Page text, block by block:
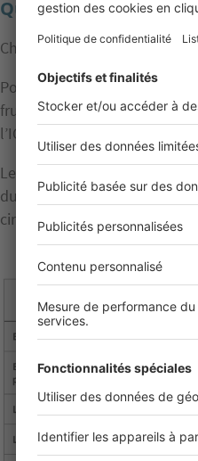
Quelles sont les
Chaque année, cette taxe
Pour cette année,les tarifs
fruit d’une prévision de la
l’ICP étant elle-même
Le
du
type de local, de la
circonscription dans laquelle
Image